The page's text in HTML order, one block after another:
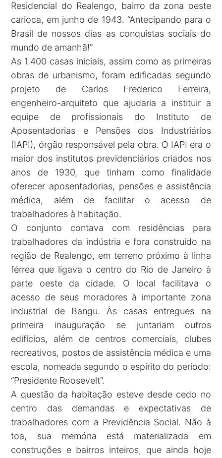
Residencial do Realengo, bairro da zona oeste
carioca, em junho de 1943. “Antecipando para o
Brasil de nossos dias as conquistas sociais do
mundo de amanhã!”
As 1.400 casas iniciais, assim como as primeiras
obras de urbanismo, foram edificadas segundo
projeto de Carlos Frederico Ferreira,
engenheiro-arquiteto que ajudaria a instituir a
equipe de profissionais do Instituto de
Aposentadorias e Pensões dos Industriários
(IAPI), órgão responsável pela obra. O IAPI era o
maior dos institutos previdenciários criados nos
anos de 1930, que tinham como finalidade
oferecer aposentadorias, pensões e assistência
médica, além de facilitar o acesso de
trabalhadores à habitação.
O conjunto contava com residências para
trabalhadores da indústria e fora construído na
região de Realengo, em terreno próximo à linha
férrea que ligava o centro do Rio de Janeiro à
parte oeste da cidade. O local facilitava o
acesso de seus moradores à importante zona
industrial de Bangu. Às casas entregues na
primeira inauguração se juntariam outros
edifícios, além de centros comerciais, clubes
recreativos, postos de assistência médica e uma
escola, nomeada segundo o espírito do período:
“Presidente Roosevelt”.
A questão da habitação esteve desde cedo no
centro das demandas e expectativas de
trabalhadores com a Previdência Social. Não à
toa, sua memória está materializada em
construções e bairros inteiros, que ainda hoje